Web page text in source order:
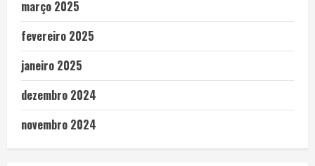
março 2025
fevereiro 2025
janeiro 2025
dezembro 2024
novembro 2024